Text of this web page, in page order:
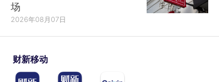
场
2026年08月07日
财新移动